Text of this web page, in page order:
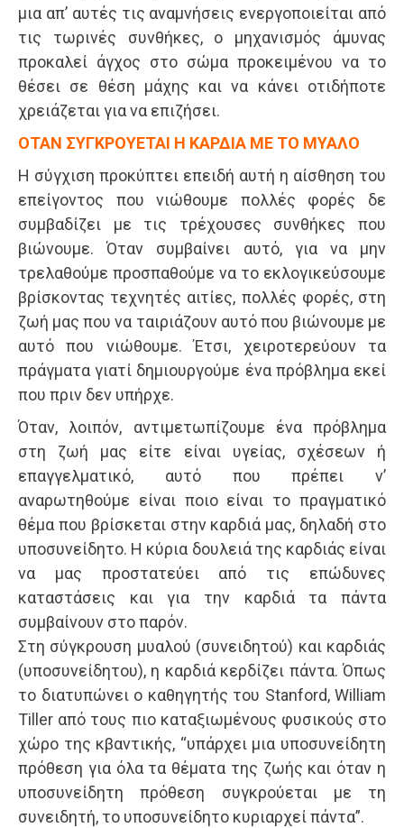
μια απ’ αυτές τις αναμνήσεις ενεργοποιείται από
τις τωρινές συνθήκες, ο μηχανισμός άμυνας
προκαλεί άγχος στο σώμα προκειμένου να το
θέσει σε θέση μάχης και να κάνει οτιδήποτε
χρειάζεται για να επιζήσει.
ΟΤΑΝ ΣΥΓΚΡΟΥΕΤΑΙ Η ΚΑΡΔΙΑ ΜΕ ΤΟ ΜΥΑΛΟ
Η σύγχιση προκύπτει επειδή αυτή η αίσθηση του
επείγοντος που νιώθουμε πολλές φορές δε
συμβαδίζει με τις τρέχουσες συνθήκες που
βιώνουμε. Όταν συμβαίνει αυτό, για να μην
τρελαθούμε προσπαθούμε να το εκλογικεύσουμε
βρίσκοντας τεχνητές αιτίες, πολλές φορές, στη
ζωή μας που να ταιριάζουν αυτό που βιώνουμε με
αυτό που νιώθουμε. Έτσι, χειροτερεύουν τα
πράγματα γιατί δημιουργούμε ένα πρόβλημα εκεί
που πριν δεν υπήρχε.
Όταν, λοιπόν, αντιμετωπίζουμε ένα πρόβλημα
στη ζωή μας είτε είναι υγείας, σχέσεων ή
επαγγελματικό, αυτό που πρέπει ν’
αναρωτηθούμε είναι ποιο είναι το πραγματικό
θέμα που βρίσκεται στην καρδιά μας, δηλαδή στο
υποσυνείδητο. Η κύρια δουλειά της καρδιάς είναι
να μας προστατεύει από τις επώδυνες
καταστάσεις και για την καρδιά τα πάντα
συμβαίνουν στο παρόν.
Στη σύγκρουση μυαλού (συνειδητού) και καρδιάς
(υποσυνείδητου), η καρδιά κερδίζει πάντα. Όπως
το διατυπώνει ο καθηγητής του Stanford, William
Tiller από τους πιο καταξιωμένους φυσικούς στο
χώρο της κβαντικής, “υπάρχει μια υποσυνείδητη
πρόθεση για όλα τα θέματα της ζωής και όταν η
υποσυνείδητη πρόθεση συγκρούεται με τη
συνειδητή, το υποσυνείδητο κυριαρχεί πάντα”.